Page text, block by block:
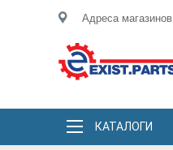
Адреса магазинов
КАТАЛОГИ